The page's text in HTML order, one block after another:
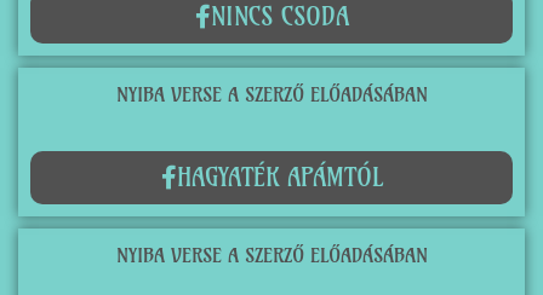
NINCS CSODA
NYIBA VERSE A SZERZŐ ELŐADÁSÁBAN
HAGYATÉK APÁMTÓL
NYIBA VERSE A SZERZŐ ELŐADÁSÁBAN